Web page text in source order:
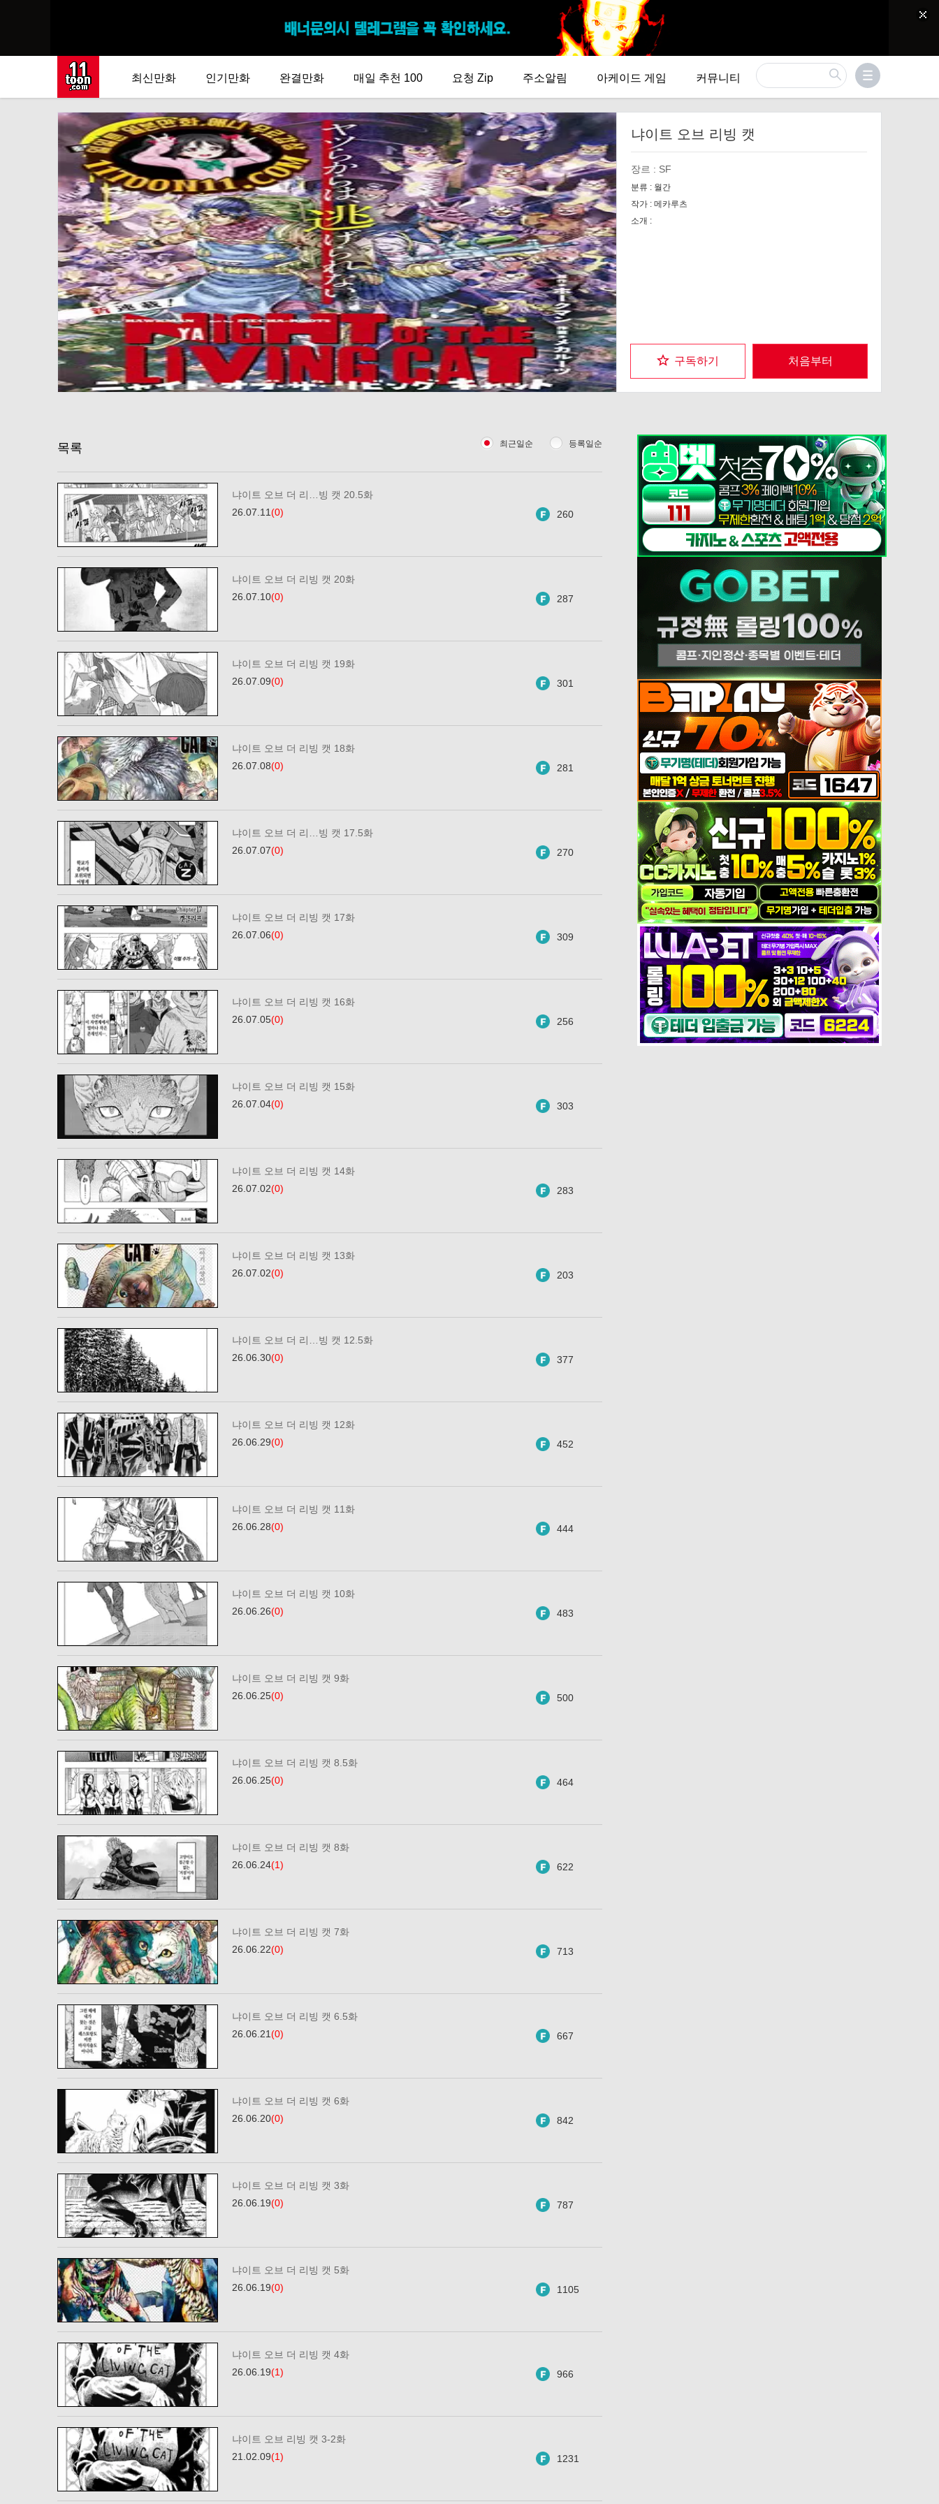
최신만화 인기만화 완결만화 매일 추천 100 요청 Zip 주소알림 아케이드 게임 커뮤니티
냐이트 오브 리빙 캣
구독하기 처음부터
장르 : SF
분류 : 월간
작가 : 메카루츠
소개 :
목록 최근일순 등록일순
냐이트 오브 더 리…빙 캣 20.5화
26.07.11(0) 260
냐이트 오브 더 리빙 캣 20화
26.07.10(0) 287
냐이트 오브 더 리빙 캣 19화
26.07.09(0) 301
냐이트 오브 더 리빙 캣 18화
26.07.08(0) 281
냐이트 오브 더 리…빙 캣 17.5화
26.07.07(0) 270
냐이트 오브 더 리빙 캣 17화
26.07.06(0) 309
냐이트 오브 더 리빙 캣 16화
26.07.05(0) 256
냐이트 오브 더 리빙 캣 15화
26.07.04(0) 303
냐이트 오브 더 리빙 캣 14화
26.07.02(0) 283
냐이트 오브 더 리빙 캣 13화
26.07.02(0) 203
냐이트 오브 더 리…빙 캣 12.5화
26.06.30(0) 377
냐이트 오브 더 리빙 캣 12화
26.06.29(0) 452
냐이트 오브 더 리빙 캣 11화
26.06.28(0) 444
냐이트 오브 더 리빙 캣 10화
26.06.26(0) 483
냐이트 오브 더 리빙 캣 9화
26.06.25(0) 500
냐이트 오브 더 리빙 캣 8.5화
26.06.25(0) 464
냐이트 오브 더 리빙 캣 8화
26.06.24(1) 622
냐이트 오브 더 리빙 캣 7화
26.06.22(0) 713
냐이트 오브 더 리빙 캣 6.5화
26.06.21(0) 667
냐이트 오브 더 리빙 캣 6화
26.06.20(0) 842
냐이트 오브 더 리빙 캣 3화
26.06.19(0) 787
냐이트 오브 더 리빙 캣 5화
26.06.19(0) 1105
냐이트 오브 더 리빙 캣 4화
26.06.19(1) 966
냐이트 오브 리빙 캣 3-2화
21.02.09(1) 1231